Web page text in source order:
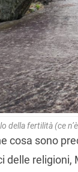
della fertilità (ce
cosa sono
religioni,